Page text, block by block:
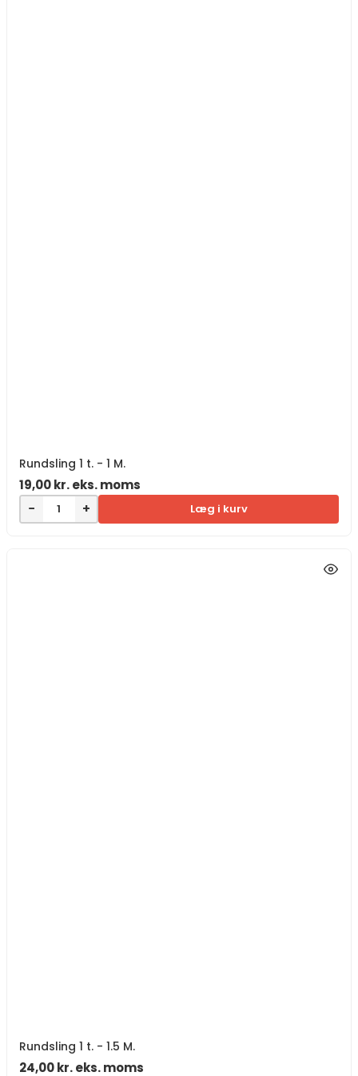
Rundsling 1 t. - 1 M.
19,00kr.eks. moms
− + Læg i kurv
Rundsling 1 t. - 1.5 M.
24,00kr.eks. moms